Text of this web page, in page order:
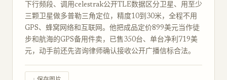
下行频段、调用celestrak公开TLE数据区分卫星、用至少
三颗卫星做多普勒三角定位，精度10到30米，全程不用
GPS、蜂窝网络和互联网。他把成品定价899美元当作徒
步和航海的GPS备用件卖，已售350台、单台净利719美
元，动手前还先咨询律师确认接收公开广播信标合法。